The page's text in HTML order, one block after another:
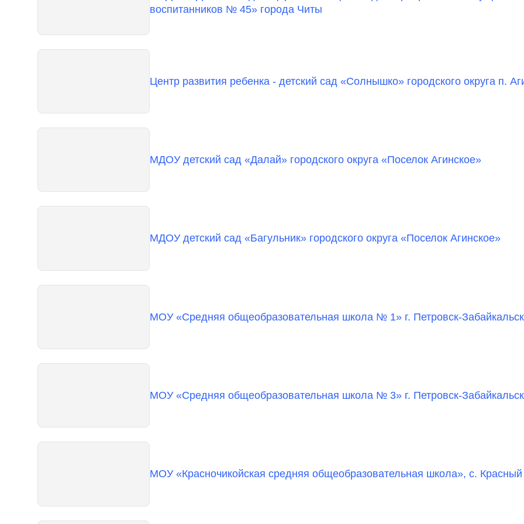
воспитанников № 45» города Читы
Центр развития ребенка - детский сад «Солнышко» городского округа п.
МДОУ детский сад «Далай» городского округа «Поселок Агинское»
МДОУ детский сад «Багульник» городского округа «Поселок Агинское»
МОУ «Средняя общеобразовательная школа № 1» г. Петровск-
МОУ «Средняя общеобразовательная школа № 3» г. Петровск-
МОУ «Красночикойская средняя общеобразовательная школа», с. Красный